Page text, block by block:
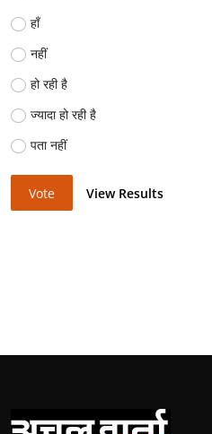
हाँ
नहीं
हो रही है
ज्यादा हो रही है
पता नहीं
Vote View Results